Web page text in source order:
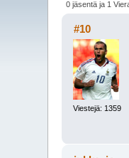
0 jäsentä ja 1
#10
Viestejä: 1359